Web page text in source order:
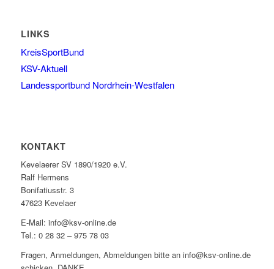
LINKS
KreisSportBund
KSV-Aktuell
Landessportbund Nordrhein-Westfalen
KONTAKT
Kevelaerer SV 1890/1920 e.V.
Ralf Hermens
Bonifatiusstr. 3
47623 Kevelaer
E-Mail: info@ksv-online.de
Tel.: 0 28 32 – 975 78 03
Fragen, Anmeldungen, Abmeldungen bitte an info@ksv-online.de